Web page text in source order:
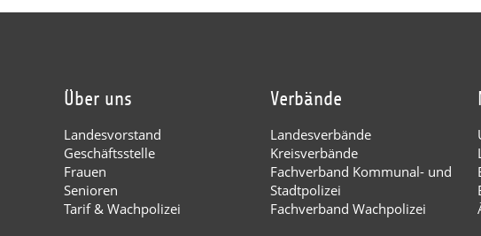
Über uns
Landesvorstand
Geschäftsstelle
Frauen
Senioren
Tarif & Wachpolizei
Verbände
Landesverbände
Kreisverbände
Fachverband Kommunal- und
Stadtpolizei
Fachverband Wachpolizei